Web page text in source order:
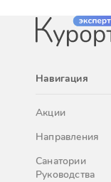
Навигация
Акции
Направления
Санатории
Руководства